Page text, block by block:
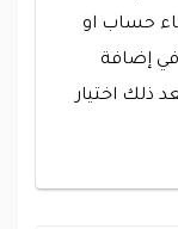
حساب او
إضافة
ذلك اختيار